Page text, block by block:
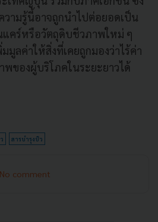
ามรู้นี้อาจถูกนำไปต่อยอดเป็น
คร์หรือวัตถุดิบชีวภาพใหม่ ๆ
มูลค่าให้สิ่งที่เคยถูกมองว่าไร้ค่า
ของผู้บริโภคในระยะยาวได้
สารบำรุงบิว
No comment